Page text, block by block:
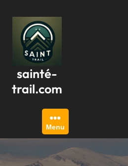
contenu
sainté-
trail.com
Menu